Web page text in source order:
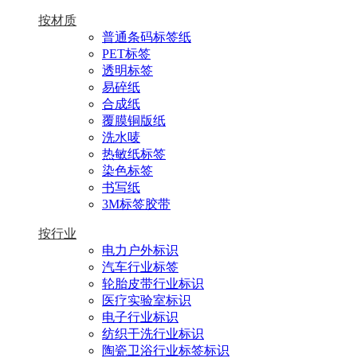
按材质
普通条码标签纸
PET标签
透明标签
易碎纸
合成纸
覆膜铜版纸
洗水唛
热敏纸标签
染色标签
书写纸
3M标签胶带
按行业
电力户外标识
汽车行业标签
轮胎皮带行业标识
医疗实验室标识
电子行业标识
纺织干洗行业标识
陶瓷卫浴行业标签标识